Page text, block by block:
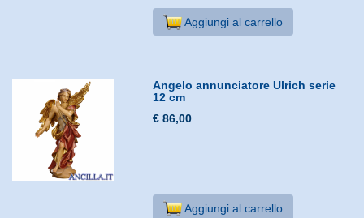
Aggiungi al carrello
Angelo annunciatore Ulrich serie
12 cm
€ 86,00
Aggiungi al carrello